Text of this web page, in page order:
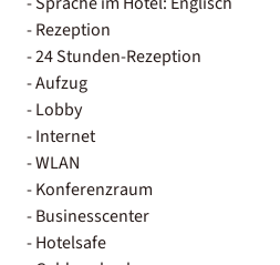
- Rezeption
- 24 Stunden-Rezeption
- Aufzug
- Lobby
- Internet
- WLAN
- Konferenzraum
- Businesscenter
- Hotelsafe